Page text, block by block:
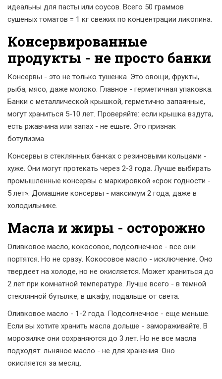
идеальны для пасты или соусов. Всего 50 граммов
сушеных томатов = 1 кг свежих по концентрации ликопина.
Консервированные
продукты - не просто банки
Консервы - это не только тушенка. Это овощи, фрукты,
рыба, мясо, даже молоко. Главное - герметичная упаковка.
Банки с металлической крышкой, герметично запаянные,
могут храниться 5-10 лет. Проверяйте: если крышка вздута,
есть ржавчина или запах - не ешьте. Это признак
ботулизма.
Консервы в стеклянных банках с резиновыми кольцами -
хуже. Они могут протекать через 2-3 года. Лучше выбирать
промышленные консервы с маркировкой «срок годности -
5 лет». Домашние консервы - максимум 2 года, даже в
холодильнике.
Масла и жиры - осторожно
Оливковое масло, кокосовое, подсолнечное - все они
портятся. Но не сразу. Кокосовое масло - исключение. Оно
твердеет на холоде, но не окисляется. Может храниться до
2 лет при комнатной температуре. Лучше всего - в темной
стеклянной бутылке, в шкафу, подальше от света.
Оливковое масло - 1-2 года. Подсолнечное - еще меньше.
Если вы хотите хранить масла дольше - замораживайте. В
морозилке они сохраняются до 3 лет. Но не все масла
подходят: льняное масло - не для хранения. Оно
окисляется за месяц.